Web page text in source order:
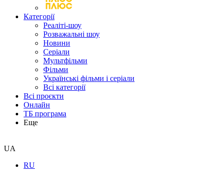
Категорії
Реаліті-шоу
Розважальні шоу
Новини
Серіали
Мультфільми
Фільми
Українські фільми і серіали
Всі категорії
Всі проєкти
Онлайн
ТБ програма
Еще
UA
RU